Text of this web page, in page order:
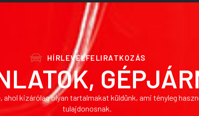
HÍRLEVÉLFELIRATKOZÁS
ahol kizárólag olyan tartalmakat küldünk, ami tényleg
tulajdonosnak.